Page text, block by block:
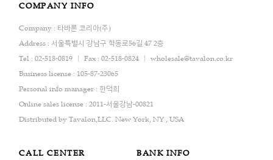
COMPANY INFO
Company : 타바론 코리아(주)
Address : 서울특별시 강남구 학동로56길 47 2층
Tel : 02-518-0819
Fax : 02-518-0824
wholesale@tavalon.co.kr
Business license : 105-87-23065
Personal info manager : 한덕희
Online sales license : 2011-서울강남-00821
Distributed by Tavalon,LLC. New York, NY , USA
CALL CENTER BANK INFO